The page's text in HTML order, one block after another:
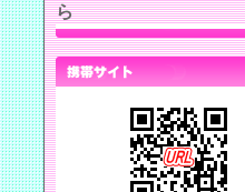
ら